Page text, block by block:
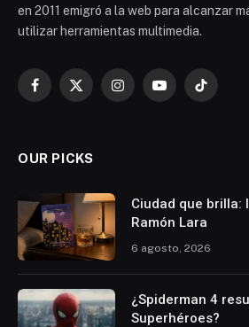
en 2011 emigró a la web para alcanzar
utilizar herramientas multimedia.
Facebook
X
InstagramYouTubeTikTok
OUR PICKS
Ciudad que brilla:
Ramón Lara
6 agosto, 2026
¿Spiderman 4
Superhéroes?